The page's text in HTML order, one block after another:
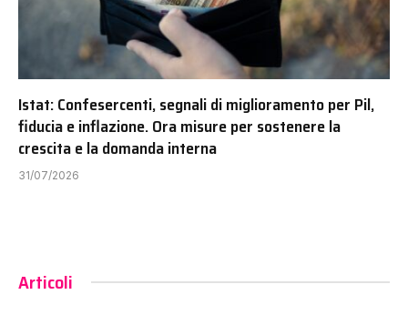
Istat: Confesercenti, segnali di miglioramento per Pil,
fiducia e inflazione. Ora misure per sostenere la
crescita e la domanda interna
31/07/2026
Articoli